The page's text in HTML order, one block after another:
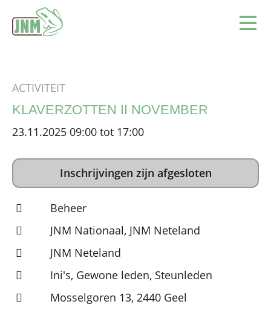
ACTIVITEIT
KLAVERZOTTEN II NOVEMBER
23.11.2025 09:00 tot 17:00
Inschrijvingen zijn afgesloten
Beheer
JNM Nationaal, JNM Neteland
JNM Neteland
Ini's, Gewone leden, Steunleden
Mosselgoren 13, 2440 Geel